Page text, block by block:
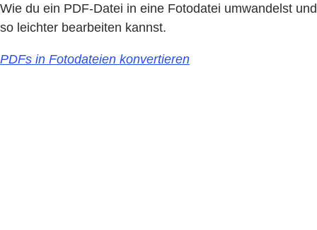
Wie du ein PDF-Datei in eine Fotodatei umwandelst und
so leichter bearbeiten kannst.
PDFs in Fotodateien konvertieren